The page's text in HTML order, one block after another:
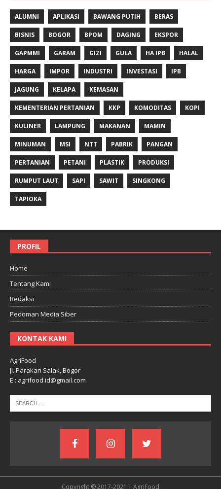
ALUMNI APLIKASI BAWANG PUTIH BERAS
BISNIS BOGOR BPOM DAGING EKSPOR
GAPMMI GARAM GIZI GULA HA IPB HALAL
HARGA IMPOR INDUSTRI INVESTASI IPB
JAGUNG KELAPA KEMASAN
KEMENTERIAN PERTANIAN KKP KOMODITAS KOPI
KULINER LAMPUNG MAKANAN MAMIN
MINUMAN MSI NTT PABRIK PANGAN
PERTANIAN PETANI PLASTIK PRODUKSI
RUMPUT LAUT SAPI SAWIT SINGKONG
TAPIOKA
PROFIL
Home
Tentang Kami
Redaksi
Pedoman Media Siber
KONTAK KAMI
AgriFood
Jl. Parakan Salak, Bogor
E : agrifood.id@gmail.com
Copyright © 2017-2021 | AgriFood